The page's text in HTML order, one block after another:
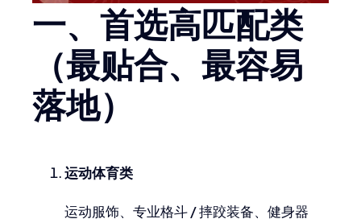
一、首选高匹配类
（最贴合、最容易
落地）
运动体育类
运动服饰、专业格斗 / 摔跤装备、健身器